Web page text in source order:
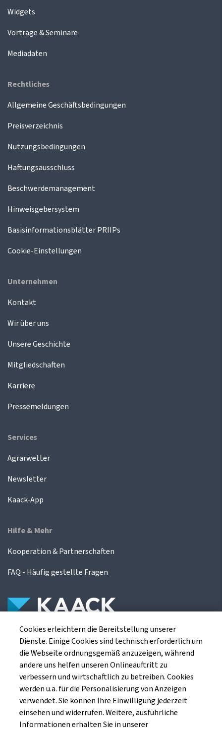
Widgets
Vorträge & Seminare
Mediadaten
Rechtliches
Allgemeine Geschäftsbedingungen
Preisverzeichnis
Nutzungsbedingungen
Haftungsausschluss
Beschwerdemanagement
Hinweisgebersystem
Basisinformationsblätter PRIIPs
Cookie-Einstellungen
Unternehmen
Kontakt
Wir über uns
Unsere Geschichte
Mitgliedschaften
Karriere
Pressemeldungen
Services
Agrarwetter
Newsletter
Kaack-App
Hilfe & Mehr
Kooperation & Partnerschaften
FAQ - Häufig gestellte Fragen
Die Kaack Terminhandel GmbH ist ein
Finanzdienstleistungsinstitut für die europäischen
Agrarterminbörsen.
Kaack Terminhandel GmbH
Am Markt 8
49661 Cloppenburg
Cookies erleichtern die Bereitstellung unserer
Dienste. Einige Cookies sind technisch erforderlich um
die Webseite ordnungsgemäß anzuzeigen, während
andere uns helfen unseren Onlineauftritt zu
verbessern und wirtschaftlich zu betreiben. Cookies
werden u.a. für die Personalisierung von Anzeigen
verwendet. Sie können Ihre Einwilligung jederzeit
einsehen und widerrufen. Weitere, ausführliche
Informationen erhalten Sie in unserer